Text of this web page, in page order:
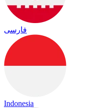
فارسی
Indonesia